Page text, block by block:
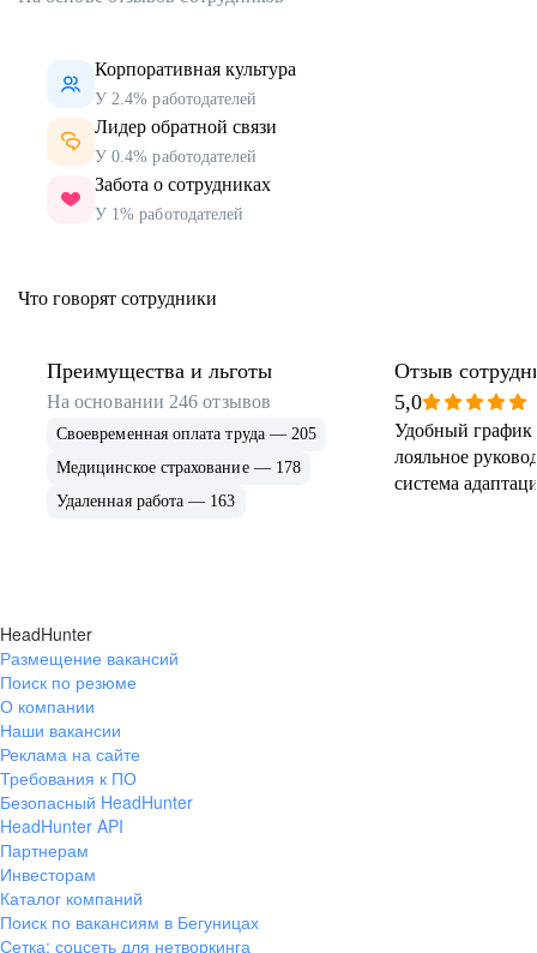
Корпоративная культура
У 2.4% работодателей
Лидер обратной связи
У 0.4% работодателей
Забота о сотрудниках
У 1% работодателей
Что говорят сотрудники
Преимущества и льготы
На основании 246 отзывов
Своевременная оплата труда — 205
Медицинское страхование — 178
Удаленная работа — 163
Отзыв
5,0
Удобный график
лояльное
система
HeadHunter
Размещение вакансий
Поиск по резюме
О компании
Наши вакансии
Реклама на сайте
Требования к ПО
Безопасный HeadHunter
HeadHunter API
Партнерам
Инвесторам
Каталог компаний
Поиск по вакансиям в Бегуницах
Сетка: соцсеть для нетворкинга